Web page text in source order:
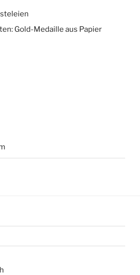
Gold-Medaille aus Papier